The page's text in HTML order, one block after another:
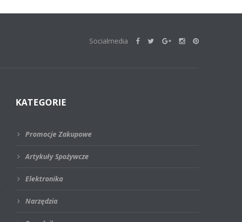
Socialmedia
KATEGORIE
Promocje Zakupowe
Artykuły Spożywcze
Elektronika
Narzędzia